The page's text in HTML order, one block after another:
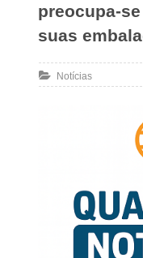
preocupa-
suas
Notícias